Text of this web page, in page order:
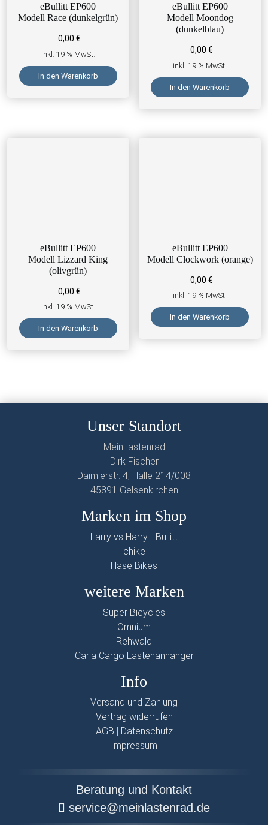
eBullitt EP600
Modell Race (dunkelgrün)
0,00€
inkl. 19 % MwSt.
In den Warenkorb
eBullitt EP600
Modell Moondog
(dunkelblau)
0,00 €
inkl. 19 % MwSt.
In den Warenkorb
eBullitt EP600
Modell Lizzard King
(olivgrün)
0,00€
inkl. 19 % MwSt.
In den Warenkorb
eBullitt EP600
Modell Clockwork (orange)
0,00 €
inkl. 19 % MwSt.
In den Warenkorb
Unser Standort
MeinLastenrad
Dirk Fischer
Daimlerstr. 4, Halle 214/008
45891 Gelsenkirchen
Marken im Shop
Larry vs Harry - Bullitt
chike
Hase Bikes
weitere Marken
Super Bicycles
Omnium
Rehwald
Carla Cargo Lastenanhänger
Info
Versand und Zahlung
Vertrag widerrufen
AGB
Datenschutz
Impressum
Beratung und Kontakt
service@meinlastenrad.de